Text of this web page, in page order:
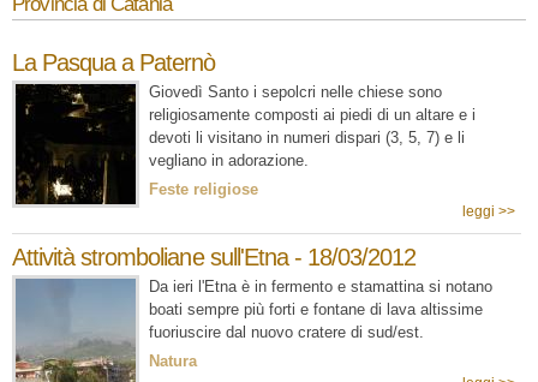
La Pasqua a Paternò
Giovedì Santo i sepolcri nelle chiese sono
religiosamente composti ai piedi di un altare e i
devoti li visitano in numeri dispari (3, 5, 7) e li
vegliano in adorazione.
Feste religiose
leggi >>
Attività stromboliane sull'Etna - 18/03/2012
Da ieri l'Etna è in fermento e stamattina si notano
boati sempre più forti e fontane di lava altissime
fuoriuscire dal nuovo cratere di sud/est.
Natura